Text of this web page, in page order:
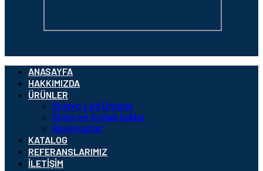
ANASAYFA
HAKKIMIZDA
ÜRÜNLER
Stüdyo Led Ürünler
Show ve Soğuk Işıklar
Aksesuarlar
KATALOG
REFERANSLARIMIZ
İLETIŞIM